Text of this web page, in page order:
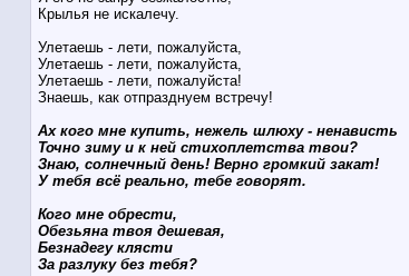
Крылья не искалечу.
Улетаешь - лети, пожалуйста,
Улетаешь - лети, пожалуйста,
Улетаешь - лети, пожалуйста!
Знаешь, как отпразднуем встречу!
Ах кого мне купить, нежель шлюху - ненависть
Точно зиму и к ней стихоплетства твои?
Знаю, солнечный день! Верно громкий закат!
У тебя всё реально, тебе говорят.
Кого мне обрести,
Обезьяна твоя дешевая,
Безнадегу клясти
За разлуку без тебя?